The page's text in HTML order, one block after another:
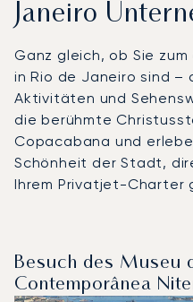
Janeiro
Ganz gleich, ob Sie
in Rio de Janeiro sind
Aktivitäten und
die berühmte
Copacabana und
Schönheit der Stadt,
Ihrem Privatjet-Charter
Besuch des Museu
Contemporânea